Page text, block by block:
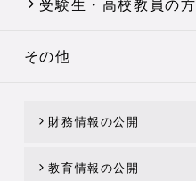
受験生・高校教員の方
その他
財務情報の公開
教育情報の公開